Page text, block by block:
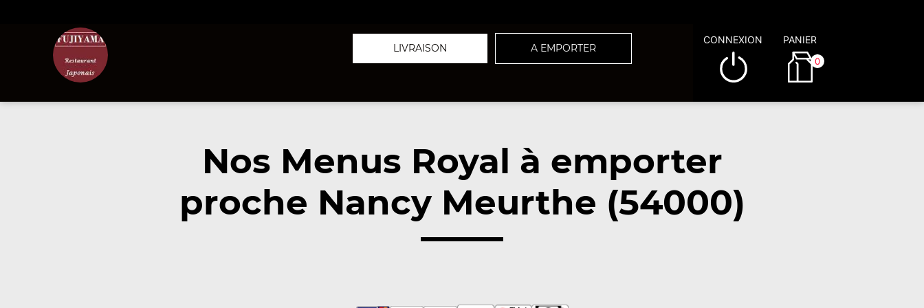
LIVRAISON A EMPORTER
CONNEXION PANIER
0
Nos Menus Royal à emporter
proche Nancy Meurthe (54000)